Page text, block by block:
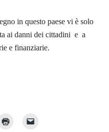
in questo paese vi è solo
ai danni dei cittadini e a
e finanziarie.